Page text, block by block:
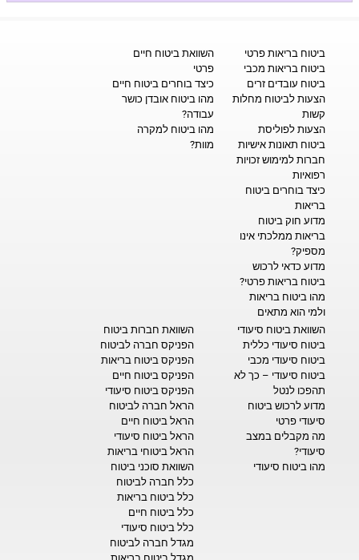
ביטוח בריאות פרטי
ביטוח בריאות מכבי
ביטוח עובדים זרים
הצעות לביטוח מחלות
קשות
הצעות לפוליסת
ביטוח תאונות אישיות
חברות למימוש זכויות
רפואיות
כיצד בוחרים ביטוח
בריאות
מדוע חוק ביטוח
בריאות ממלכתי אינו
מספיק?
מדוע כדאי לרכוש
ביטוח בריאות פרטי?
מהו ביטוח בריאות
ולמי הוא מתאים
השוואת ביטוח חיים
פרטי
כיצד בוחרים ביטוח חיים
מהו ביטוח אובדן כושר
עבודה?
מהו ביטוח למקרה
מוות?
השוואת ביטוח סיעודי
ביטוח סיעודי כללית
ביטוח סיעודי מכבי
ביטוח סיעודי – כך לא
תהפכו לנטל
מדוע לרכוש ביטוח
סיעודי פרטי
מה מקבלים במצב
סיעודי?
מהו ביטוח סיעודי
השוואת חברות ביטוח
הפניקס חברה לביטוח
הפניקס ביטוח בריאות
הפניקס ביטוח חיים
הפניקס ביטוח סיעודי
הראל חברה לביטוח
הראל ביטוח חיים
הראל ביטוח סיעודי
הראל ביטוחי בריאות
השוואת סוכני ביטוח
כלל חברה לביטוח
כלל ביטוח בריאות
כלל ביטוח חיים
כלל ביטוח סיעודי
מגדל חברה לביטוח